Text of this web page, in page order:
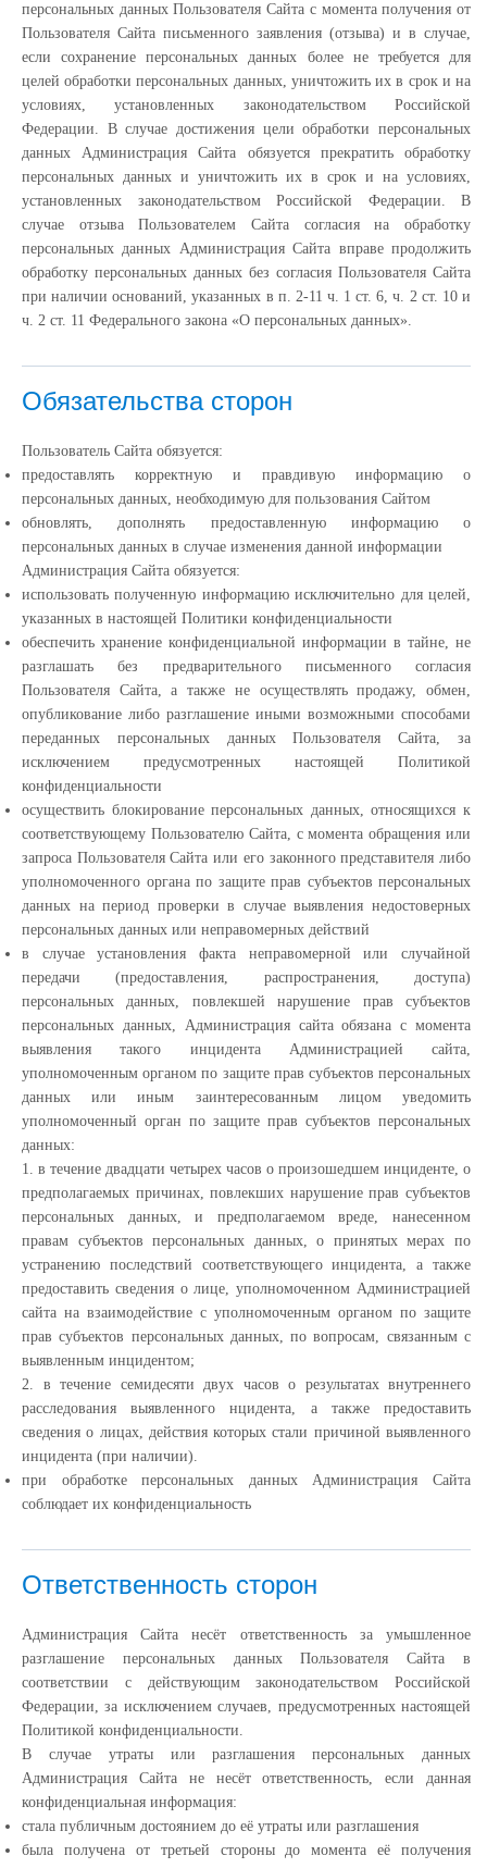
персональных данных Пользователя Сайта с момента получения от
Пользователя Сайта письменного заявления (отзыва) и в случае,
если сохранение персональных данных более не требуется для
целей обработки персональных данных, уничтожить их в срок и на
условиях, установленных законодательством Российской
Федерации. В случае достижения цели обработки персональных
данных Администрация Сайта обязуется прекратить обработку
персональных данных и уничтожить их в срок и на условиях,
установленных законодательством Российской Федерации. В
случае отзыва Пользователем Сайта согласия на обработку
персональных данных Администрация Сайта вправе продолжить
обработку персональных данных без согласия Пользователя Сайта
при наличии оснований, указанных в п. 2-11 ч. 1 ст. 6, ч. 2 ст. 10 и
ч. 2 ст. 11 Федерального закона «О персональных данных».
Обязательства сторон
Пользователь Сайта обязуется:
предоставлять корректную и правдивую информацию о
персональных данных, необходимую для пользования Сайтом
обновлять, дополнять предоставленную информацию о
персональных данных в случае изменения данной информации
Администрация Сайта обязуется:
использовать полученную информацию исключительно для целей,
указанных в настоящей Политики конфиденциальности
обеспечить хранение конфиденциальной информации в тайне, не
разглашать без предварительного письменного согласия
Пользователя Сайта, а также не осуществлять продажу, обмен,
опубликование либо разглашение иными возможными способами
переданных персональных данных Пользователя Сайта, за
исключением предусмотренных настоящей Политикой
конфиденциальности
осуществить блокирование персональных данных, относящихся к
соответствующему Пользователю Сайта, с момента обращения или
запроса Пользователя Сайта или его законного представителя либо
уполномоченного органа по защите прав субъектов персональных
данных на период проверки в случае выявления недостоверных
персональных данных или неправомерных действий
в случае установления факта неправомерной или случайной
передачи (предоставления, распространения, доступа)
персональных данных, повлекшей нарушение прав субъектов
персональных данных, Администрация сайта обязана с момента
выявления такого инцидента Администрацией сайта,
уполномоченным органом по защите прав субъектов персональных
данных или иным заинтересованным лицом уведомить
уполномоченный орган по защите прав субъектов персональных
данных:
1. в течение двадцати четырех часов о произошедшем инциденте, о
предполагаемых причинах, повлекших нарушение прав субъектов
персональных данных, и предполагаемом вреде, нанесенном
правам субъектов персональных данных, о принятых мерах по
устранению последствий соответствующего инцидента, а также
предоставить сведения о лице, уполномоченном Администрацией
сайта на взаимодействие с уполномоченным органом по защите
прав субъектов персональных данных, по вопросам, связанным с
выявленным инцидентом;
2. в течение семидесяти двух часов о результатах внутреннего
расследования выявленного нцидента, а также предоставить
сведения о лицах, действия которых стали причиной выявленного
инцидента (при наличии).
при обработке персональных данных Администрация Сайта
соблюдает их конфиденциальность
Ответственность сторон
Администрация Сайта несёт ответственность за умышленное
разглашение персональных данных Пользователя Сайта в
соответствии с действующим законодательством Российской
Федерации, за исключением случаев, предусмотренных настоящей
Политикой конфиденциальности.
В случае утраты или разглашения персональных данных
Администрация Сайта не несёт ответственность, если данная
конфиденциальная информация:
cтала публичным достоянием до её утраты или разглашения
была получена от третьей стороны до момента её получения